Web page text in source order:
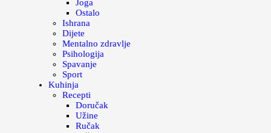
Joga
Ostalo
Ishrana
Dijete
Mentalno zdravlje
Psihologija
Spavanje
Sport
Kuhinja
Recepti
Doručak
Užine
Ručak